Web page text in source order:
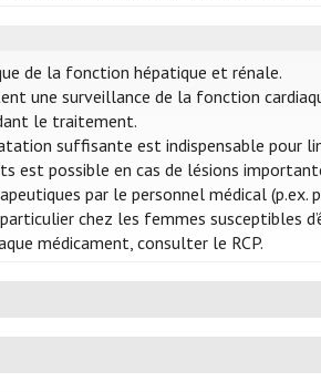
de la fonction hépatique et rénale.
une surveillance de la fonction
le traitement.
suffisante est indispensable pour
est possible en cas de lésions
par le personnel médical (p.ex.
chez les femmes susceptibles
médicament, consulter le RCP.